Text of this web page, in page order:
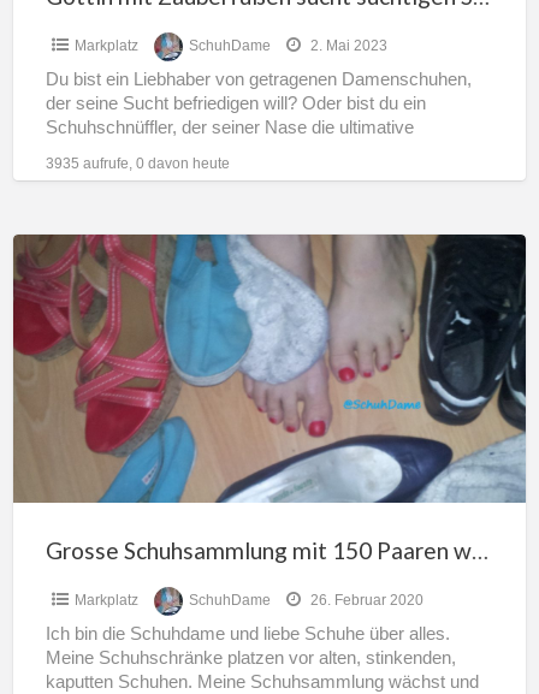
Markplatz SchuhDame 2. Mai 2023
Du bist ein Liebhaber von getragenen Damenschuhen,
der seine Sucht befriedigen will? Oder bist du ein
Schuhschnüffler, der seiner Nase die ultimative
3935 aufrufe, 0 davon heute
Grosse
Schuhsammlung
150
Paaren
Grosse Schuhsammlung mit 150 Paaren wartet auf dich
Markplatz SchuhDame 26. Februar 2020
Ich bin die Schuhdame und liebe Schuhe über alles.
Meine Schuhschränke platzen vor alten, stinkenden,
kaputten Schuhen. Meine Schuhsammlung wächst und